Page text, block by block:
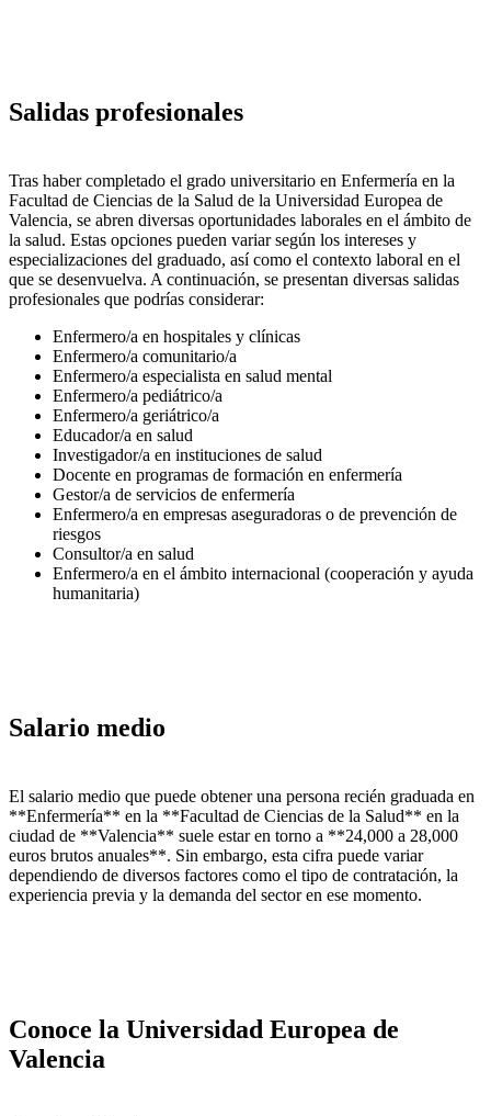
Salidas profesionales
Tras haber completado el grado universitario en Enfermería en la
Facultad de Ciencias de la Salud de la Universidad Europea de
Valencia, se abren diversas oportunidades laborales en el ámbito de
la salud. Estas opciones pueden variar según los intereses y
especializaciones del graduado, así como el contexto laboral en el
que se desenvuelva. A continuación, se presentan diversas salidas
profesionales que podrías considerar:
Enfermero/a en hospitales y clínicas
Enfermero/a comunitario/a
Enfermero/a especialista en salud mental
Enfermero/a pediátrico/a
Enfermero/a geriátrico/a
Educador/a en salud
Investigador/a en instituciones de salud
Docente en programas de formación en enfermería
Gestor/a de servicios de enfermería
Enfermero/a en empresas aseguradoras o de prevención de
riesgos
Consultor/a en salud
Enfermero/a en el ámbito internacional (cooperación y ayuda
humanitaria)
Salario medio
El salario medio que puede obtener una persona recién graduada en
**Enfermería** en la **Facultad de Ciencias de la Salud** en la
ciudad de **Valencia** suele estar en torno a **24,000 a 28,000
euros brutos anuales**. Sin embargo, esta cifra puede variar
dependiendo de diversos factores como el tipo de contratación, la
experiencia previa y la demanda del sector en ese momento.
Conoce la Universidad Europea de
Valencia